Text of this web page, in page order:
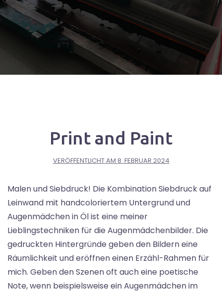
Print and Paint
VERÖFFENTLICHT AM 8. FEBRUAR 2024
Malen und Siebdruck! Die Kombination Siebdruck auf
Leinwand mit handcoloriertem Untergrund und
Augenmädchen in Öl ist eine meiner
Lieblingstechniken für die Augenmädchenbilder. Die
gedruckten Hintergründe geben den Bildern eine
Räumlichkeit und eröffnen einen Erzähl-Rahmen für
mich. Geben den Szenen oft auch eine poetische
Note, wenn beispielsweise ein Augenmädchen im